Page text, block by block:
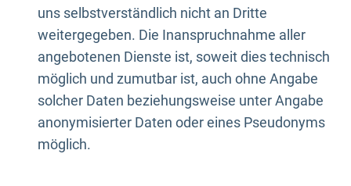
uns selbstverständlich nicht an Dritte
weitergegeben. Die Inanspruchnahme aller
angebotenen Dienste ist, soweit dies technisch
möglich und zumutbar ist, auch ohne Angabe
solcher Daten beziehungsweise unter Angabe
anonymisierter Daten oder eines Pseudonyms
möglich.